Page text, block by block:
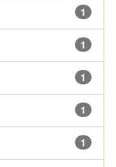
1
1
1
1
1